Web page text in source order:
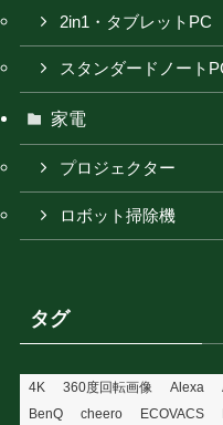
2in1・タブレットPC
スタンダードノート
家電
プロジェクター
ロボット掃除機
タグ
4K 360度回転画像 Alexa
BenQ
cheero ECOVACS